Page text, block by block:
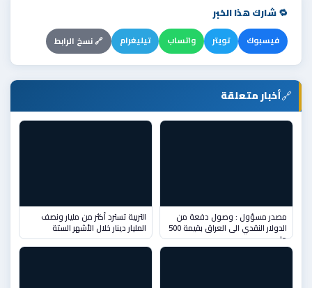
🔁 شارك هذا الخبر
فيسبوك تويتر واتساب تيليغرام 🔗 نسخ الرابط
🔗أخبار متعلقة
مصدر مسؤول : وصول دفعة من
الدولار النقدي الى العراق بقيمة 500
ملي
التربية تسترد أكثر من مليار ونصف
المليار دينار خلال الأشهر الستة